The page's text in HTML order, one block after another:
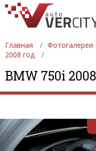
Главная Фотогалереи
2008 год
BMW 750i
ФОТОГАЛЕРЕИ
АВТОСАЛОНЫ